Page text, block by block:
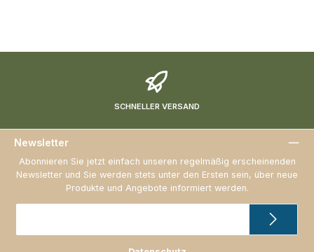
SCHNELLER VERSAND
Newsletter
Abonnieren Sie jetzt einfach unseren regelmäßig erscheinenden
Newsletter und Sie werden stets unter den Ersten sein, über neue
Produkte und Angebote informiert werden.